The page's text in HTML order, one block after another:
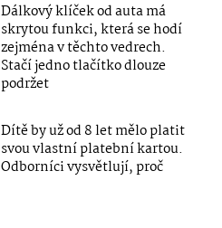
Dálkový klíček od auta má
skrytou funkci, která se hodí
zejména v těchto vedrech.
Stačí jedno tlačítko dlouze
podržet
Dítě by už od 8 let mělo platit
svou vlastní platební kartou.
Odborníci vysvětlují, proč